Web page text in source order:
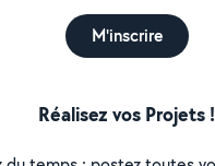
M'inscrire
Réalisez vos Projets !